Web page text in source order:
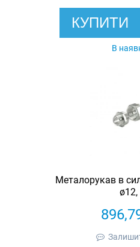
КУПИТИ
В
Металорукав в
ø12,